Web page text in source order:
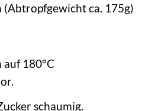
(Abtropfgewicht ca. 175g)
auf 180°C
schaumig.